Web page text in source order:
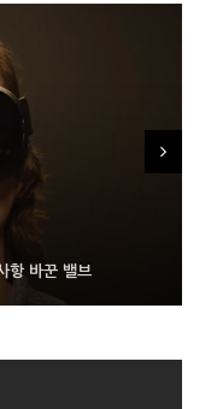
항 바꾼 밸브
용 구글 어시스턴트
O 모형 처음 선